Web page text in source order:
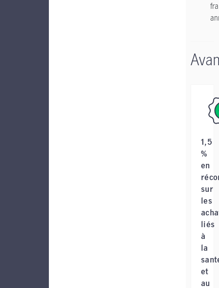
1,5
%
en
sur
les
liés
à
la
et
au